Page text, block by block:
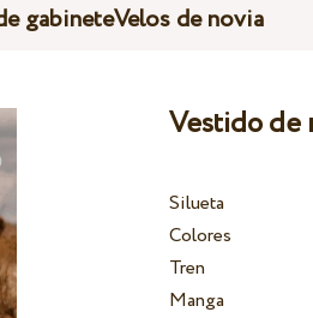
gabineteVelos de novia
Vestido
Silueta
Colores
Tren
Manga